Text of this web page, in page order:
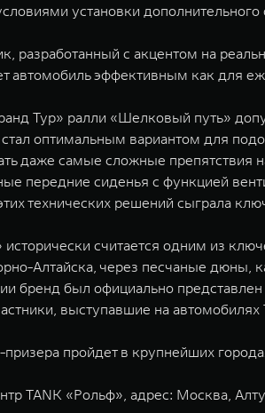
установки
разработанный с акцентом на
автомобиль эффективным как для
Тур» ралли «Шелковый путь»
оптимальным вариантом для
даже самые сложные препятствия
передние сиденья с функцией
технических решений сыграла
считается одним из
Алтайска, через песчаные дюны,
бренд был официально
выступавшие на автомобилях
пройдет в крупнейших
TANK «Рольф», адрес: Москва,